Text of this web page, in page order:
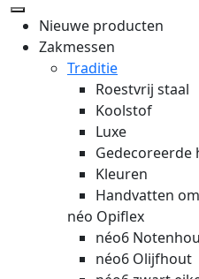
Nieuwe producten
Zakmessen
Traditie
Roestvrij staal
Koolstof
Luxe
Gedecoreerde
Kleuren
Handvatten
néo Opiflex
néo6
néo6 Olijfhout